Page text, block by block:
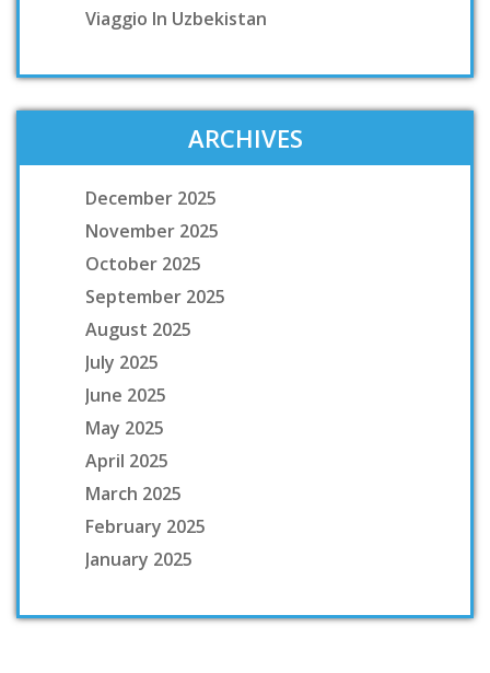
Viaggio In Uzbekistan
ARCHIVES
December 2025
November 2025
October 2025
September 2025
August 2025
July 2025
June 2025
May 2025
April 2025
March 2025
February 2025
January 2025